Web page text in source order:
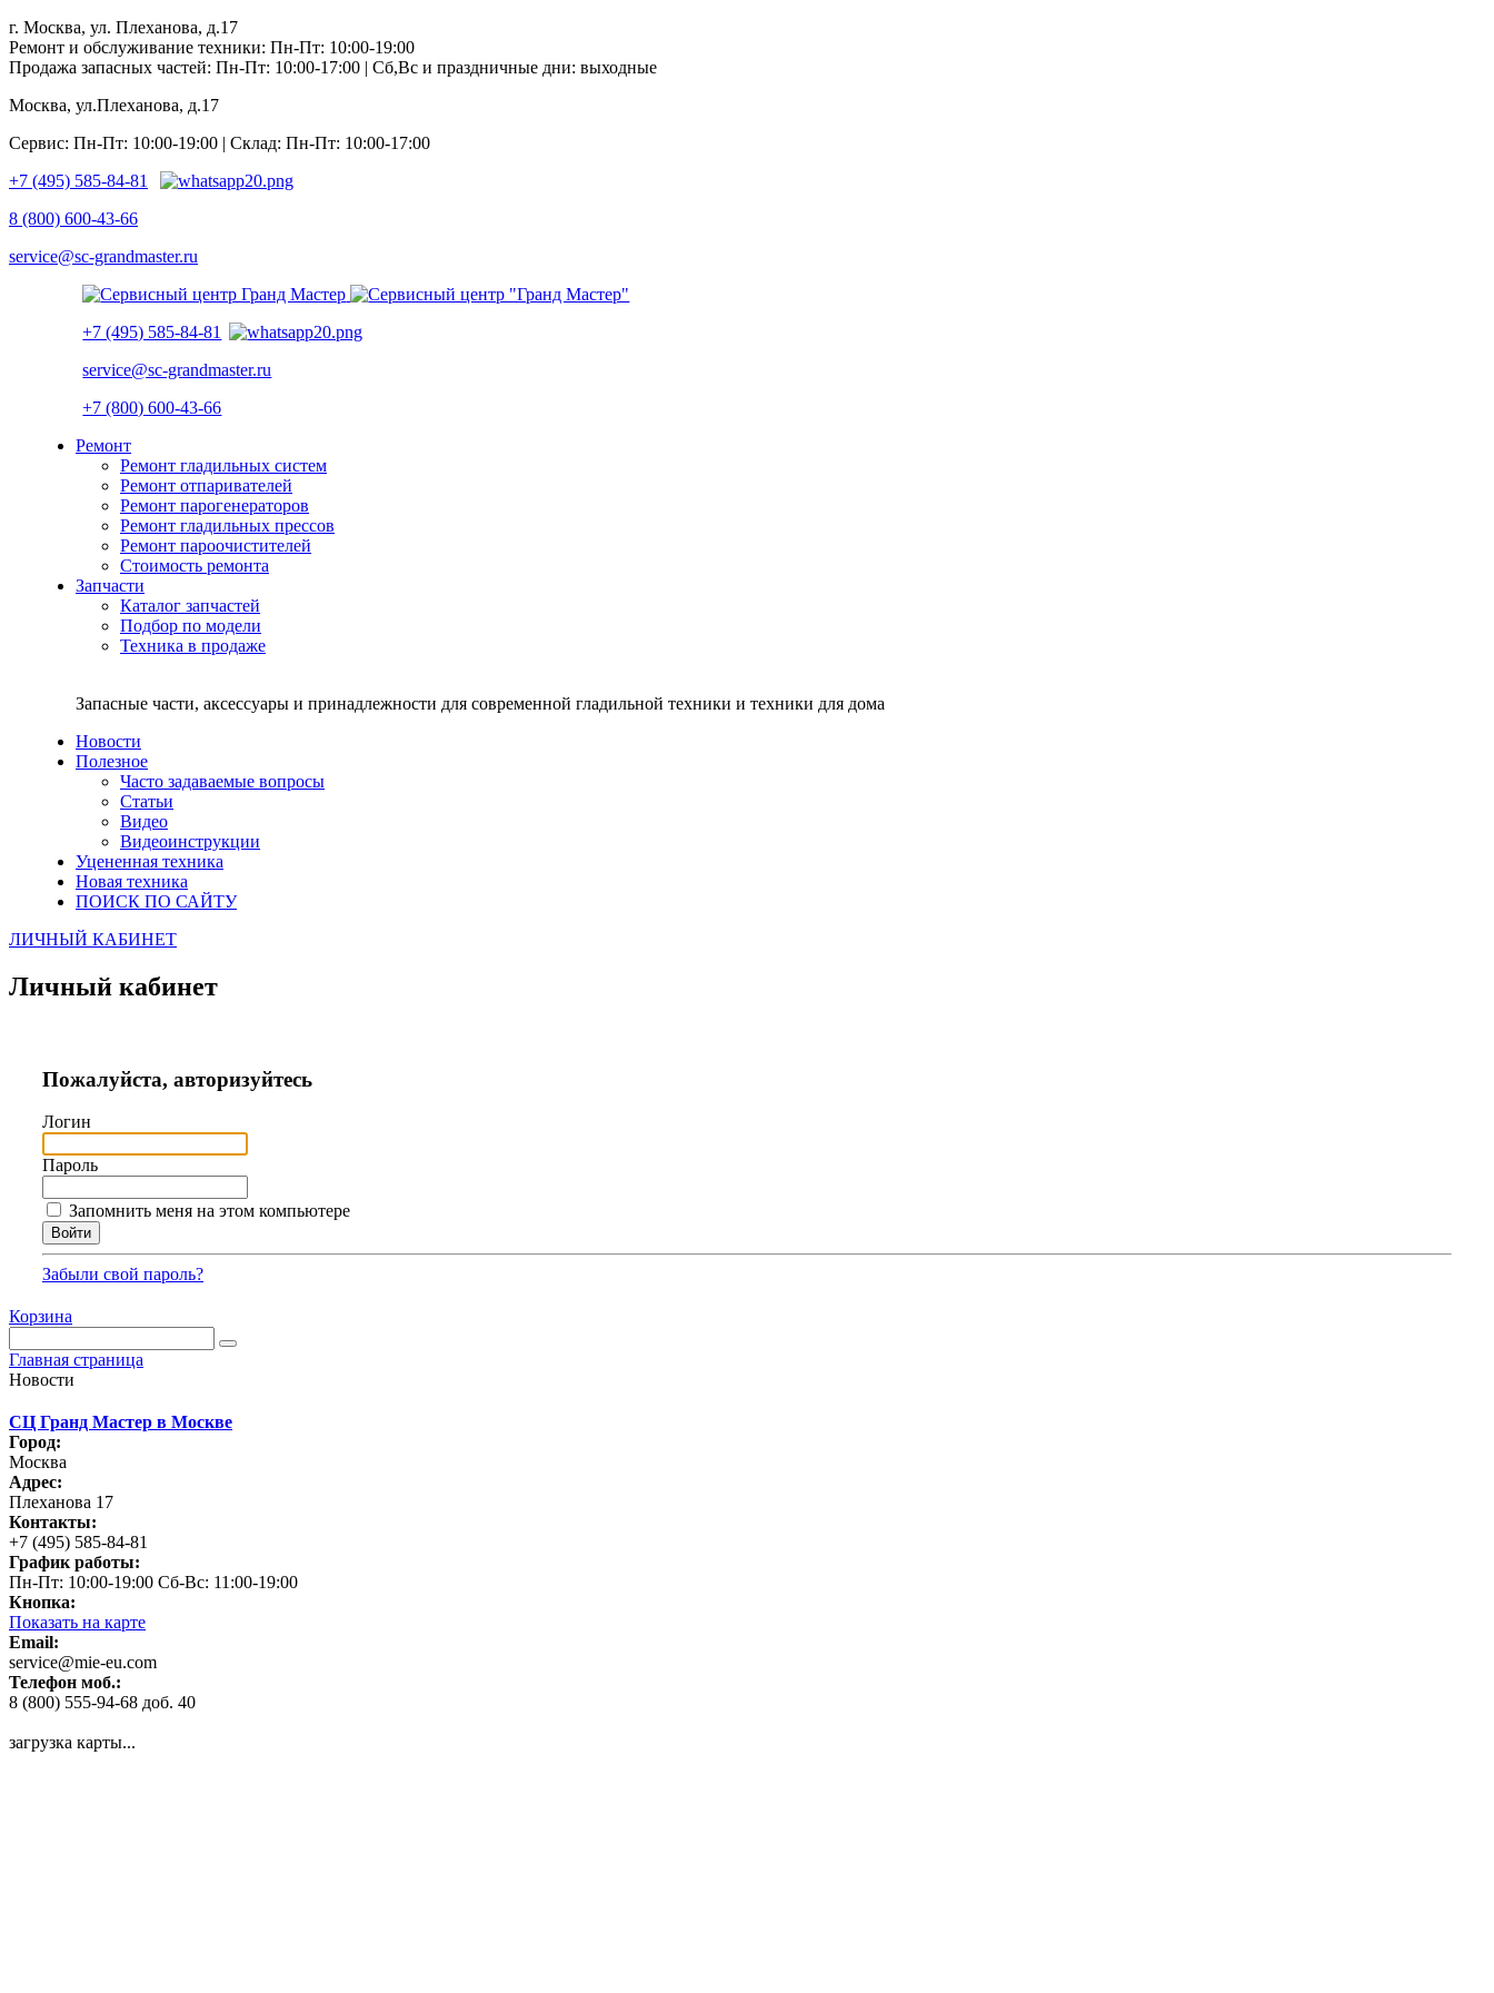
г. Москва, ул. Плеханова, д.17
Ремонт и обслуживание техники: Пн-Пт: 10:00-19:00
Продажа запасных частей: Пн-Пт: 10:00-17:00 | Сб,Вс и праздничные дни: выходные
Москва, ул.Плеханова, д.17
Сервис: Пн-Пт: 10:00-19:00 | Склад: Пн-Пт: 10:00-17:00
+7 (495) 585-84-81
8 (800) 600-43-66
service@sc-grandmaster.ru
+7 (495) 585-84-81
service@sc-grandmaster.ru
+7 (800) 600-43-66
Ремонт
Ремонт гладильных систем
Ремонт отпаривателей
Ремонт парогенераторов
Ремонт гладильных прессов
Ремонт пароочистителей
Стоимость ремонта
Запчасти
Каталог запчастей
Подбор по модели
Техника в продаже
Запасные части, аксессуары и принадлежности для современной гладильной техники и техники для дома
Новости
Полезное
Часто задаваемые вопросы
Статьи
Видео
Видеоинструкции
Уцененная техника
Новая техника
ПОИСК ПО САЙТУ
ЛИЧНЫЙ КАБИНЕТ
Личный кабинет
Пожалуйста, авторизуйтесь
Логин
Пароль
Запомнить меня на этом компьютере
Забыли свой пароль?
Корзина
Главная страница
Новости
СЦ Гранд Мастер в Москве
Город:
Москва
Адрес:
Плеханова 17
Контакты:
+7 (495) 585-84-81
График работы:
Пн-Пт: 10:00-19:00 Сб-Вс: 11:00-19:00
Кнопка:
Показать на карте
Email:
service@mie-eu.com
Телефон моб.:
8 (800) 555-94-68 доб. 40
загрузка карты...